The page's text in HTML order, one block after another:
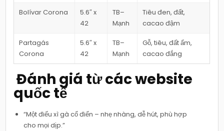
Bolívar Corona
5.6″ x
42
TB–
Mạnh
Tiêu đen, đất,
cacao đậm
Partagás
Corona
5.6″ x
42
TB–
Mạnh
Gỗ, tiêu, đất ẩm,
cacao đắng
️ Đánh giá từ các website
quốc tế
“Một điếu xì gà cổ điển – nhẹ nhàng, dễ hút, phù hợp
cho mọi dịp.”